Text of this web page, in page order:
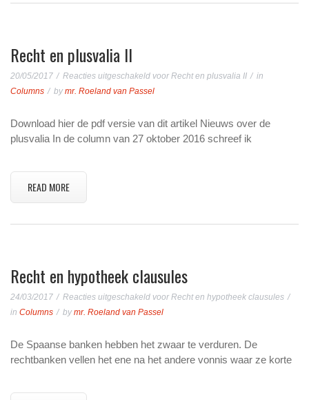
Recht en plusvalia II
20/05/2017 Reacties uitgeschakeld voor Recht en plusvalia II
in
Columns
bymr. Roeland van Passel
Download hier de pdf versie van dit artikel Nieuws over de
plusvalia In de column van 27 oktober 2016 schreef ik
READ MORE
Recht en hypotheek clausules
24/03/2017 Reacties uitgeschakeld voor Recht en hypotheek clausules
in Columns bymr. Roeland van Passel
De Spaanse banken hebben het zwaar te verduren. De
rechtbanken vellen het ene na het andere vonnis waar ze korte